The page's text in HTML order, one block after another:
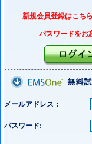
新規会員登録はこち
パスワードをお
メールアドレス：
パスワード: